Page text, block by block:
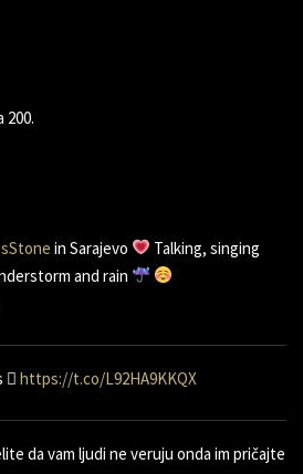
in Sarajevo
Talking, singing
and rain
󾬑 https://t.co/L92HA9KKQX
da vam ljudi ne veruju onda im pričajte